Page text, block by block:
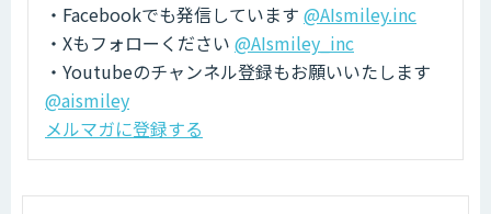
・Facebookでも発信しています @AIsmiley.inc
・Xもフォローください @AIsmiley_inc
・Youtubeのチャンネル登録もお願いいたします
@aismiley
メルマガに登録する